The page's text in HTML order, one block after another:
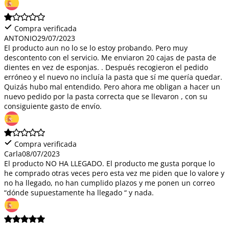
Compra verificada
ANTONIO29/07/2023
El producto aun no lo se lo estoy probando. Pero muy
descontento con el servicio. Me enviaron 20 cajas de pasta de
dientes en vez de esponjas. . Después recogieron el pedido
erróneo y el nuevo no incluía la pasta que sí me quería quedar.
Quizás hubo mal entendido. Pero ahora me obligan a hacer un
nuevo pedido por la pasta correcta que se llevaron , con su
consiguiente gasto de envío.
Compra verificada
Carla08/07/2023
El producto NO HA LLEGADO. El producto me gusta porque lo
he comprado otras veces pero esta vez me piden que lo valore y
no ha llegado, no han cumplido plazos y me ponen un correo
“dónde supuestamente ha llegado “ y nada.